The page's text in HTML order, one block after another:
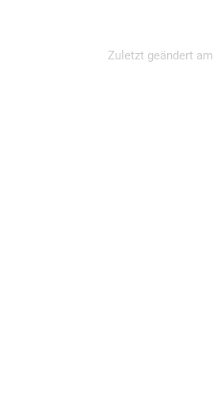
Zuletzt geändert am